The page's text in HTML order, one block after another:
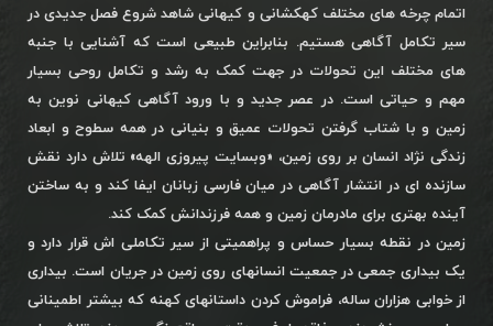
اتمام چرخه های مختلف کهکشانی و کیهانی شاهد شروع فصل جدیدی در
سیر تکامل آگاهی هستیم. بنابراین طبیعی است که آشنایی با جنبه
های مختلف این تحولات در جهت کمک به رشد و تکامل روحی بسیار
مهم و حیاتی است. در عصر جدید و با ورود آگاهی کیهانی نوین به
زمین و با شتاب گرفتن تحولات عمیق و بنیانی در همه سطوح و ابعاد
زندگی نژاد انسان بر روی زمین، «وبسایت پیروزی الهه» تلاش دارد نقش
سازنده ای در انتشار آگاهی در میان فارسی زبانان ایفا کند و به ساختن
آینده بهتری برای مادرمان زمین و همه فرزندانش کمک کند.
زمین در نقطه بسیار حساس و پراهمیتی از سیر تکاملی اش قرار دارد و
یک بیداری جمعی در جمعیت انسانهای روی زمین در جریان است. بیداری
از خوابی هزاران ساله، فراموش کردن داستانهای کهنه که بیشتر اطمینانی